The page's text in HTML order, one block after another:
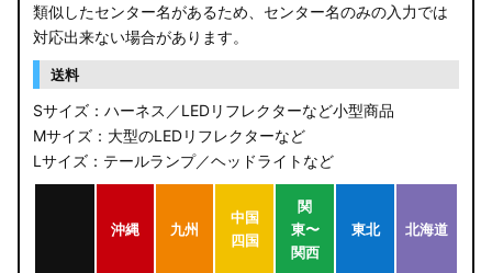
類似したセンター名があるため、センター名のみの入力では
対応出来ない場合があります。
送料
Sサイズ：ハーネス／LEDリフレクターなど小型商品
Mサイズ：大型のLEDリフレクターなど
Lサイズ：テールランプ／ヘッドライトなど
沖縄 九州
中国
四国
関
東〜
関西
東北 北海道